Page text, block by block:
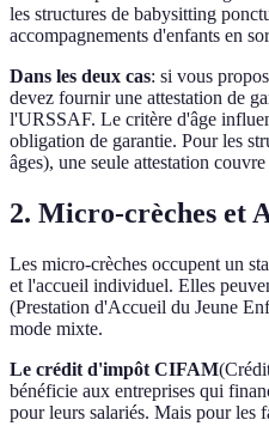
les structures de babysitting
accompagnements d'enfants en
Dans les deux cas: si vous
devez fournir une attestation de
l'URSSAF. Le critère d'âge
obligation de garantie. Pour les
âges), une seule attestation
2. Micro-crèches et
Les micro-crèches occupent un
et l'accueil individuel. Elles
(Prestation d'Accueil du Jeune
mode mixte.
Le crédit d'impôt CIFAM
bénéficie aux entreprises qui
pour leurs salariés. Mais pour les